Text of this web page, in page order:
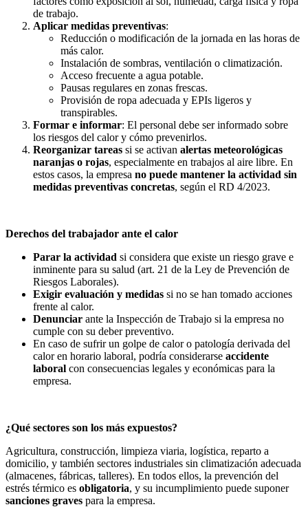
de trabajo.
Aplicar medidas preventivas:
Reducción o modificación de la jornada en las horas de
más calor.
Instalación de sombras, ventilación o climatización.
Acceso frecuente a agua potable.
Pausas regulares en zonas frescas.
Provisión de ropa adecuada y EPIs ligeros y
transpirables.
Formar e informar: El personal debe ser informado sobre
los riesgos del calor y cómo prevenirlos.
Reorganizar tareas si se activan alertas meteorológicas
naranjas o rojas, especialmente en trabajos al aire libre. En
estos casos, la empresa no puede mantener la actividad sin
medidas preventivas concretas, según el RD 4/2023.
Derechos del trabajador ante el calor
Parar la actividad si considera que existe un riesgo grave e
inminente para su salud (art. 21 de la Ley de Prevención de
Riesgos Laborales).
Exigir evaluación y medidas si no se han tomado acciones
frente al calor.
Denunciar ante la Inspección de Trabajo si la empresa no
cumple con su deber preventivo.
En caso de sufrir un golpe de calor o patología derivada del
calor en horario laboral, podría considerarse accidente
laboral con consecuencias legales y económicas para la
empresa.
¿Qué sectores son los más expuestos?
Agricultura, construcción, limpieza viaria, logística, reparto a
domicilio, y también sectores industriales sin climatización adecuada
(almacenes, fábricas, talleres). En todos ellos, la prevención del
estrés térmico es obligatoria, y su incumplimiento puede suponer
sanciones graves para la empresa.